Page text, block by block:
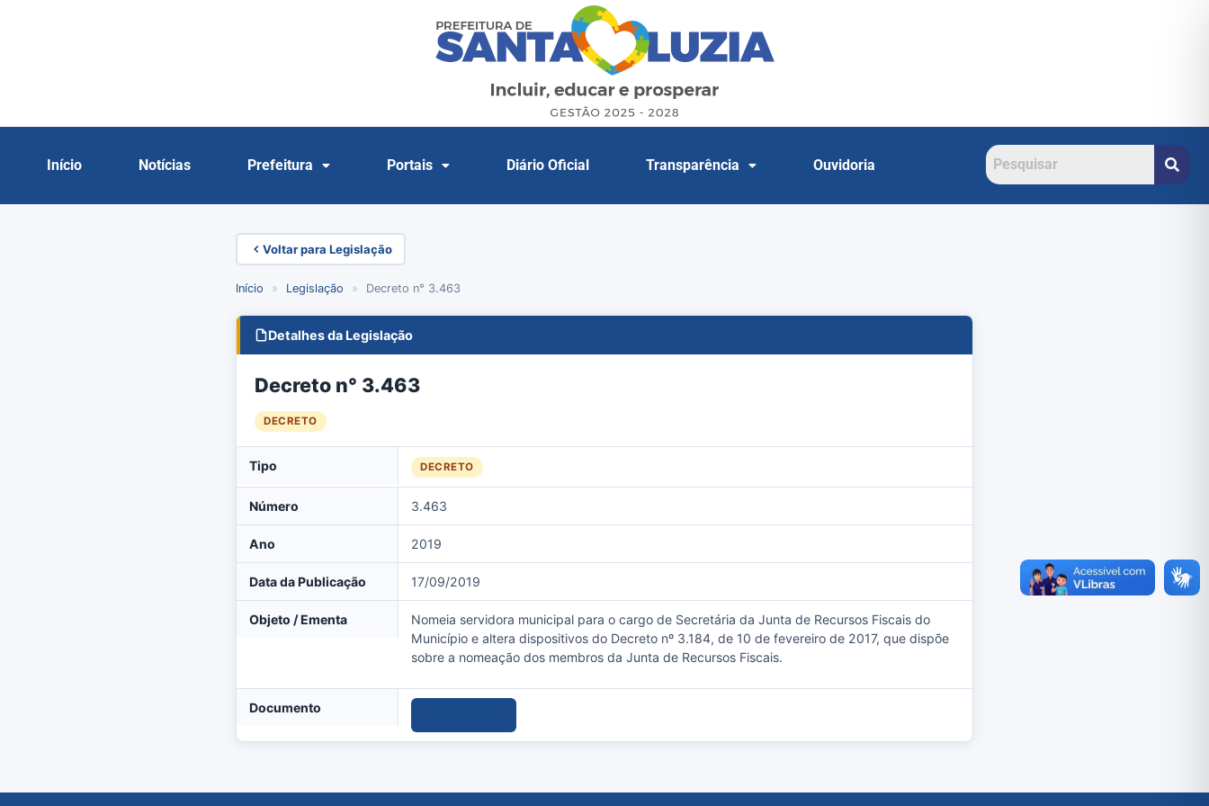
Início Notícias Prefeitura Portais Diário Oficial Transparência Ouvidoria
Voltar para Legislação
Início » Legislação » Decreto n° 3.463
Detalhes da Legislação
Decreto n° 3.463
DECRETO
Tipo DECRETO
Número 3.463
Ano 2019
Data da Publicação 17/09/2019
Objeto / Ementa
Nomeia servidora municipal para o cargo de Secretária da Junta de Recursos Fiscais do
Município e altera dispositivos do Decreto nº 3.184, de 10 de fevereiro de 2017, que dispõe
sobre a nomeação dos membros da Junta de Recursos Fiscais.
Documento